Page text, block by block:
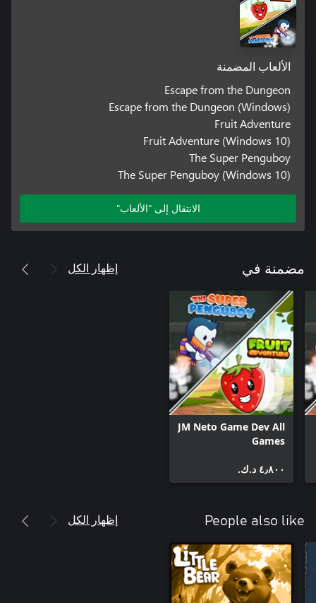
الألعاب المضمنة
Escape from the Dungeon
Escape from the Dungeon (Windows)
Fruit Adventure
Fruit Adventure (Windows 10)
The Super Penguboy
The Super Penguboy (Windows 10)
الانتقال إلى "الألعاب"
مضمنة في إظهار الكل
JM Neto Game Dev All
Games
٤٫٨٠٠ د.ك.‏
People also like إظهار الكل